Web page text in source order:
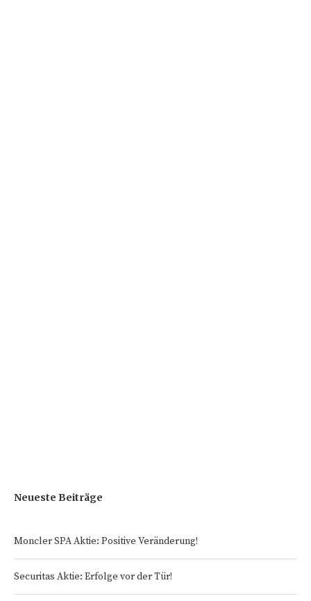
Neueste Beiträge
Moncler SPA Aktie: Positive Veränderung!
Securitas Aktie: Erfolge vor der Tür!